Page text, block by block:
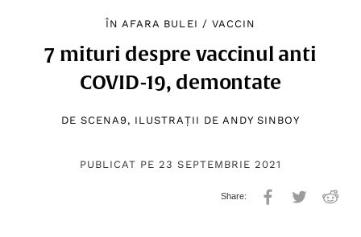
ÎN AFARA BULEI / VACCIN
7 mituri despre vaccinul anti
COVID-19, demontate
DE SCENA9, ILUSTRAȚII DE ANDY SINBOY
PUBLICAT PE 23 SEPTEMBRIE 2021